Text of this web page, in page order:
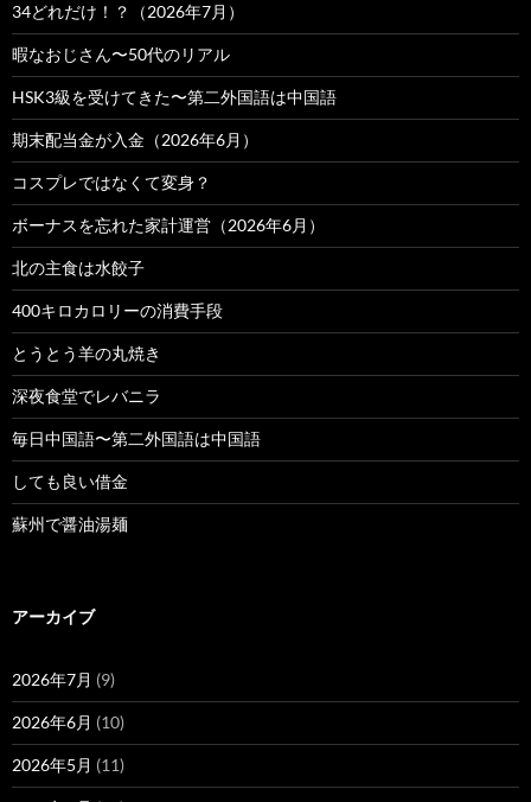
34どれだけ！？（2026年7月）
暇なおじさん〜50代のリアル
HSK3級を受けてきた〜第二外国語は中国語
期末配当金が入金（2026年6月）
コスプレではなくて変身？
ボーナスを忘れた家計運営（2026年6月）
北の主食は水餃子
400キロカロリーの消費手段
とうとう羊の丸焼き
深夜食堂でレバニラ
毎日中国語〜第二外国語は中国語
しても良い借金
蘇州で醤油湯麺
アーカイブ
2026年7月 (9)
2026年6月 (10)
2026年5月 (11)